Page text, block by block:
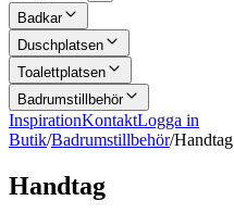
Badkar
Duschplatsen
Toalettplatsen
Badrumstillbehör
InspirationKontaktLogga in
Butik/Badrumstillbehör/Handtag
Handtag